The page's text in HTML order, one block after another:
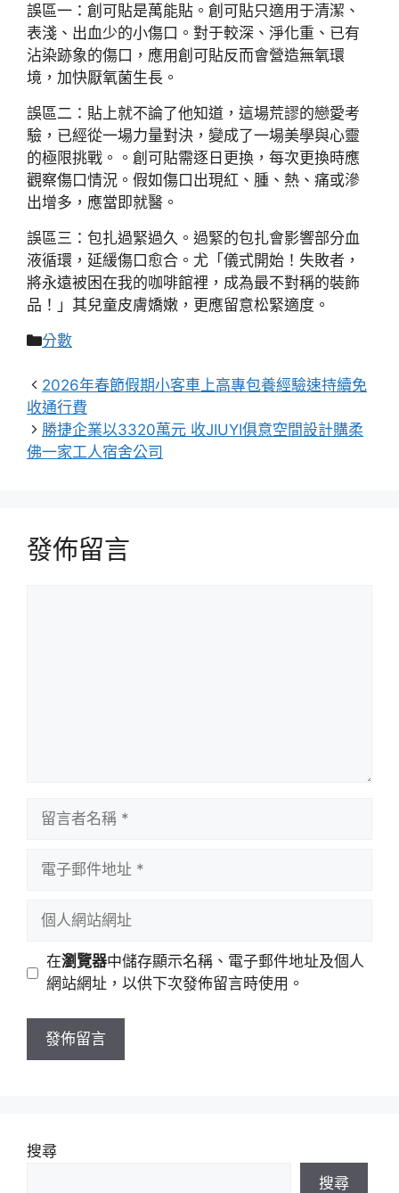
誤區一：創可貼是萬能貼。創可貼只適用于清潔、
表淺、出血少的小傷口。對于較深、淨化重、已有
沾染跡象的傷口，應用創可貼反而會營造無氧環
境，加快厭氧菌生長。
誤區二：貼上就不論了他知道，這場荒謬的戀愛考
驗，已經從一場力量對決，變成了一場美學與心靈
的極限挑戰。。創可貼需逐日更換，每次更換時應
觀察傷口情況。假如傷口出現紅、腫、熱、痛或滲
出增多，應當即就醫。
誤區三：包扎過緊過久。過緊的包扎會影響部分血
液循環，延緩傷口愈合。尤「儀式開始！失敗者，
將永遠被困在我的咖啡館裡，成為最不對稱的裝飾
品！」其兒童皮膚嬌嫩，更應留意松緊適度。
分
分數
2026年春節假期小客車上高專包養經驗速持續免
收通行費
勝捷企業以3320萬元 收JIUYI俱意空間設計購柔
佛一家工人宿舍公司
發佈留言
址
站
址
在瀏覽器中儲存顯示名稱、電子郵件地址及個人
網站網址，以供下次發佈留言時使用。
搜尋
搜尋